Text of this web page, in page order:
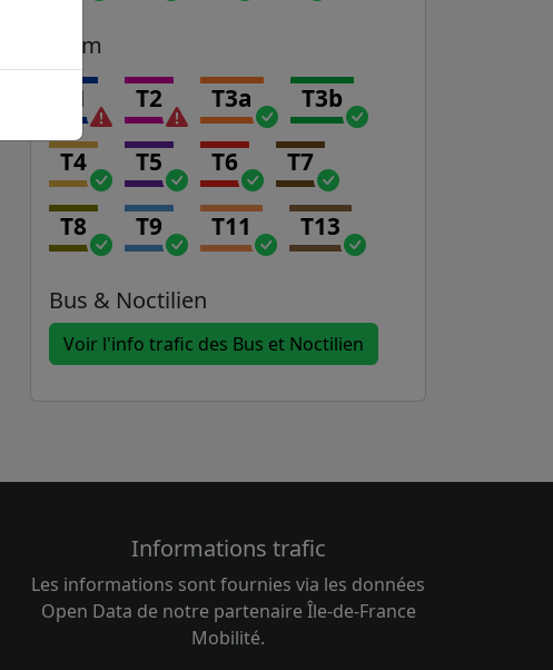
Tram
T1 T2 T3a T3b
T4 T5 T6 T7
T8 T9 T11 T13
Bus & Noctilien
Voir l'info trafic des Bus et Noctilien
Informations trafic
Les informations sont fournies via les données
Open Data de notre partenaire Île-de-France
Mobilité.